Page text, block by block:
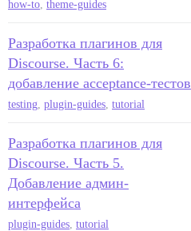
how-to, theme-guides
Разработка плагинов для
Discourse. Часть 6:
добавление acceptance-тестов
testing, plugin-guides, tutorial
Разработка плагинов для
Discourse. Часть 5.
Добавление админ-
интерфейса
plugin-guides, tutorial